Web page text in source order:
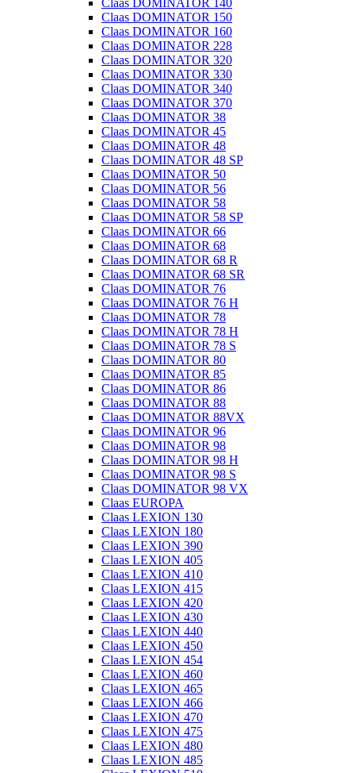
Claas DOMINATOR 140
Claas DOMINATOR 150
Claas DOMINATOR 160
Claas DOMINATOR 228
Claas DOMINATOR 320
Claas DOMINATOR 330
Claas DOMINATOR 340
Claas DOMINATOR 370
Claas DOMINATOR 38
Claas DOMINATOR 45
Claas DOMINATOR 48
Claas DOMINATOR 48 SP
Claas DOMINATOR 50
Claas DOMINATOR 56
Claas DOMINATOR 58
Claas DOMINATOR 58 SP
Claas DOMINATOR 66
Claas DOMINATOR 68
Claas DOMINATOR 68 R
Claas DOMINATOR 68 SR
Claas DOMINATOR 76
Claas DOMINATOR 76 H
Claas DOMINATOR 78
Claas DOMINATOR 78 H
Claas DOMINATOR 78 S
Claas DOMINATOR 80
Claas DOMINATOR 85
Claas DOMINATOR 86
Claas DOMINATOR 88
Claas DOMINATOR 88VX
Claas DOMINATOR 96
Claas DOMINATOR 98
Claas DOMINATOR 98 H
Claas DOMINATOR 98 S
Claas DOMINATOR 98 VX
Claas EUROPA
Claas LEXION 130
Claas LEXION 180
Claas LEXION 390
Claas LEXION 405
Claas LEXION 410
Claas LEXION 415
Claas LEXION 420
Claas LEXION 430
Claas LEXION 440
Claas LEXION 450
Claas LEXION 454
Claas LEXION 460
Claas LEXION 465
Claas LEXION 466
Claas LEXION 470
Claas LEXION 475
Claas LEXION 480
Claas LEXION 485